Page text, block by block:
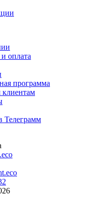
оплата
программа
Телеграмм